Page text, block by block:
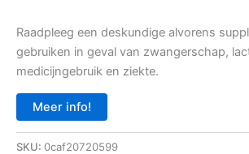
Raadpleeg een deskundige alvorens
gebruiken in geval van zwangerschap,
medicijngebruik en ziekte.
Meer info!
SKU: 0caf20720599